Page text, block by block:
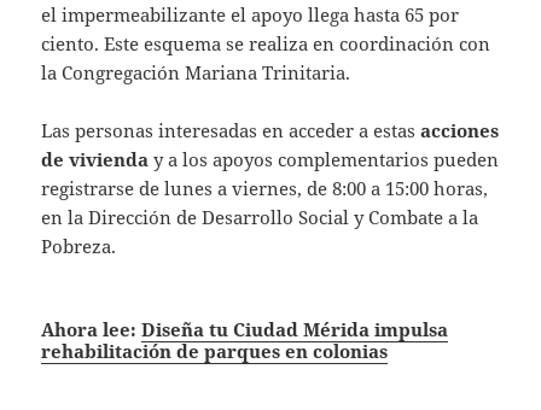
el impermeabilizante el apoyo llega hasta 65 por
ciento. Este esquema se realiza en coordinación con
la Congregación Mariana Trinitaria.
Las personas interesadas en acceder a estasacciones
de vivienda y a los apoyos complementarios pueden
registrarse de lunes a viernes, de 8:00 a 15:00 horas,
en la Dirección de Desarrollo Social y Combate a la
Pobreza.
Ahora lee:Diseña tu Ciudad Mérida impulsa
rehabilitación de parques en colonias